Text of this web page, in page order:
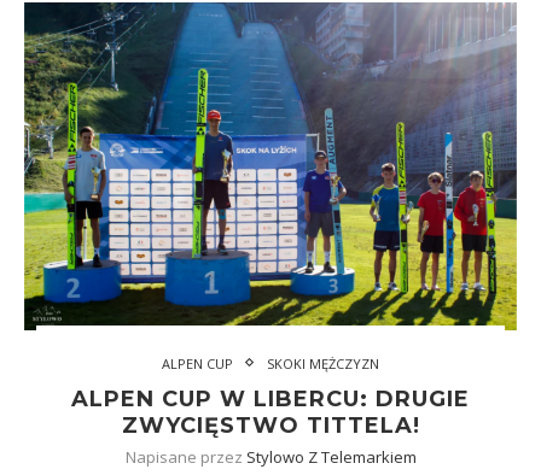
ALPEN CUP SKOKI MĘŻCZYZN
ALPEN CUP W LIBERCU: DRUGIE
ZWYCIĘSTWO TITTELA!
Napisane przez Stylowo Z Telemarkiem